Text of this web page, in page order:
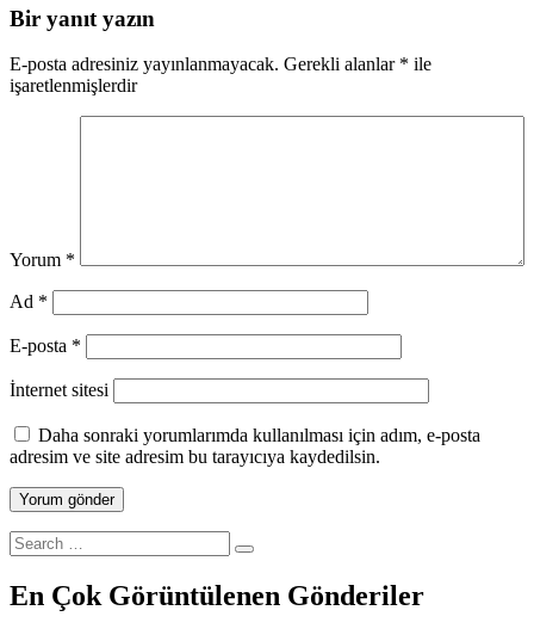
Bir yanıt yazın
E-posta adresiniz yayınlanmayacak. Gerekli alanlar * ile
işaretlenmişlerdir
Yorum *
Ad *
E-posta *
İnternet sitesi
Daha sonraki yorumlarımda kullanılması için adım, e-posta
adresim ve site adresim bu tarayıcıya kaydedilsin.
Search
for:
En Çok Görüntülenen Gönderiler